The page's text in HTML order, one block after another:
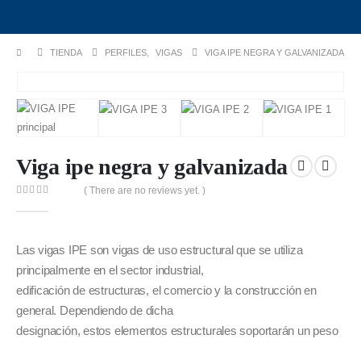
TIENDA PERFILES VIGAS VIGA IPE NEGRA Y GALVANIZADA
Viga ipe negra y galvanizada
( There are no reviews yet. )
Las vigas IPE son vigas de uso estructural que se utiliza
principalmente en el sector industrial,
edificación de estructuras, el comercio y la construcción en
general. Dependiendo de dicha
designación, estos elementos estructurales soportarán un peso